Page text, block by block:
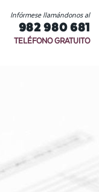
Infórmese llamándonos al
982 980 681
TELÉFONO GRATUITO